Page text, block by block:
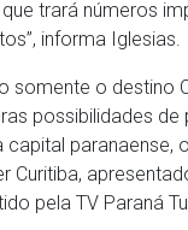
que trará números
informa Iglesias.
somente o destino
possibilidades de
paranaense,
Curitiba,
pela TV Paraná